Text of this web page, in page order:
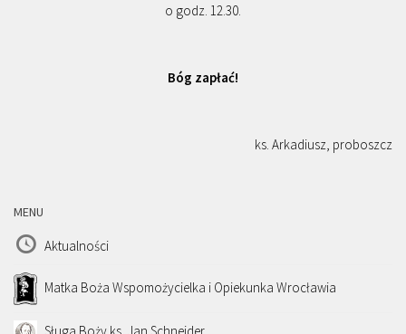
o godz. 12.30.
Bóg zapłać!
ks. Arkadiusz, proboszcz
MENU
Aktualności
Matka Boża Wspomożycielka i Opiekunka Wrocławia
Sługa Boży ks. Jan Schneider